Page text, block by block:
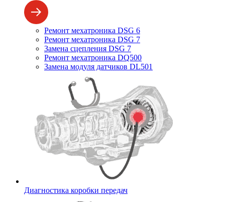
Ремонт мехатроника DSG 6
Ремонт мехатроника DSG 7
Замена сцепления DSG 7
Ремонт мехатроника DQ500
Замена модуля датчиков DL501
Диагностика коробки передач